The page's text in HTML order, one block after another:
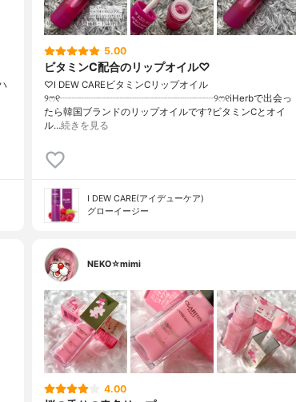
5.00
ビタミンC配合のリップオイル♡
♡I DEW CAREビタミンCリップオイル
୨ෆ୧┈┈┈┈┈┈┈┈┈┈┈┈┈┈┈┈୨ෆ୧iHerbで出会っ
たら韓国ブランドのリップオイルです?ビタミンCとオイ
ル…続きを見る
I DEW CARE(アイデューケア)
グローイージー
NEKO☆mimi
4.00